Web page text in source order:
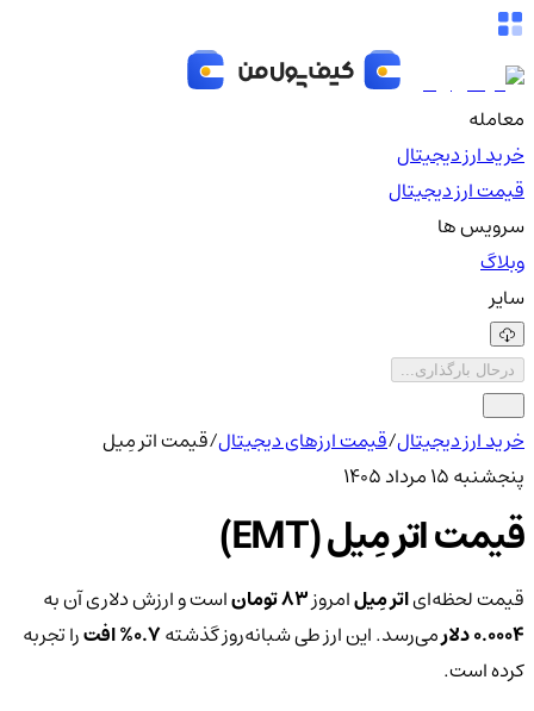
معامله
خرید ارز دیجیتال
قیمت ارز دیجیتال
سرویس ها
وبلاگ
سایر
درحال بارگذاری...
خرید ارز دیجیتال/قیمت ارزهای دیجیتال/قیمت اتر مِیل
پنجشنبه ۱۵ مرداد ۱۴۰۵
قیمت اتر مِیل (EMT)
قیمت لحظه‌ایاتر مِیلامروز83 تومان
است و ارزش دلاری آن به
0.0004 دلار
می‌رسد. این ارز طی شبانه‌روز گذشته0.7% افترا تجربه
کرده است.